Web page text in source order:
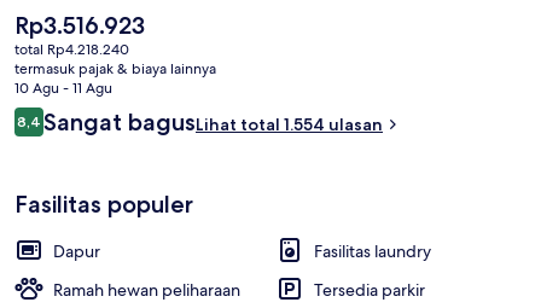
umum: Stasiun La Motte-Picquet - Grenelle hanya beberapa
langkah dan Stasiun Avenue Emile Zola berjarak 4 menit.
Harga
saat
ini
Rp3.516.923
Rp3.516.923
total Rp4.218.240
termasuk pajak & biaya lainnya
10 Agu - 11 Agu
Ulasan
8,48,4 dari 10
Sangat bagusLihat total 1.554 ulasan
Fasilitas populer
Dapur
Fasilitas laundry
Ramah hewan peliharaan
Tersedia parkir